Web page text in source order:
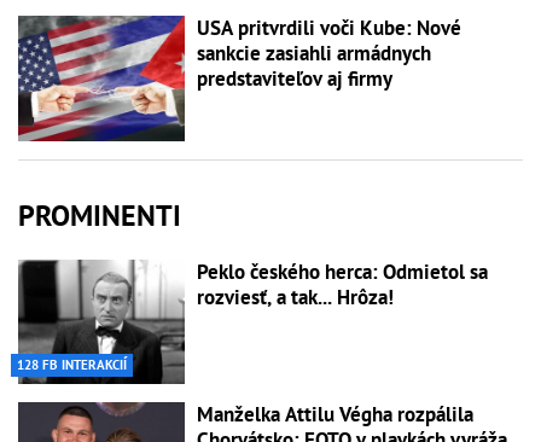
USA pritvrdili voči Kube: Nové
sankcie zasiahli armádnych
predstaviteľov aj firmy
PROMINENTI
128 FB INTERAKCIÍ
Peklo českého herca: Odmietol sa
rozviesť, a tak... Hrôza!
Manželka Attilu Végha rozpálila